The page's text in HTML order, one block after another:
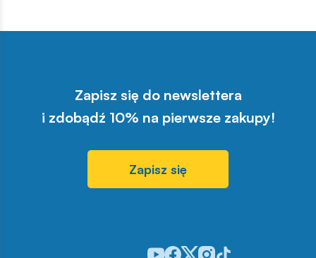
Zapisz się do newslettera
i zdobądź 10% na pierwsze zakupy!
Zapisz się
Odwiedź nasz profil w serwisie
Odwiedź nasz profil w serwisie
Odwiedź nasz profil w
Odwiedź nasz profil w
Odwiedź nasz profil